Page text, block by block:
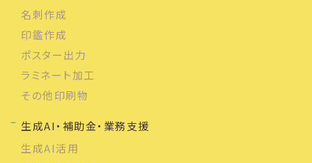
名刺作成
印鑑作成
ポスター出力
ラミネート加工
その他印刷物
生成AI・補助金・業務支援
生成AI活用